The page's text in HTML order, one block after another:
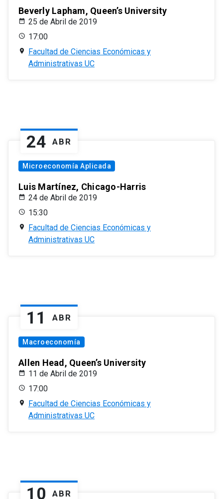
Beverly Lapham, Queen’s University
25 de Abril de 2019
17:00
Facultad de Ciencias Económicas y
Administrativas UC
24 ABR
Microeconomía Aplicada
Luis Martínez, Chicago-Harris
24 de Abril de 2019
15:30
Facultad de Ciencias Económicas y
Administrativas UC
11 ABR
Macroeconomía
Allen Head, Queen’s University
11 de Abril de 2019
17:00
Facultad de Ciencias Económicas y
Administrativas UC
10 ABR